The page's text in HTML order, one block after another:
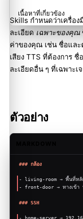
Skills กำหนดว่าเครื่อง
ละเอียด เฉพาะของคุณ
ค่าของคุณ เช่น ชื่อและ
เสียง TTS ที่ต้องการ
ละเอียดอื่น ๆ ที่เฉพาะ
ตัวอย่าง
### กล้อง
- living-room → พื้นที่หลั
- front-door → ทางเข้า ท
### SSH
- home-server →
เนื้อหาที่เกี่ยวข้อง